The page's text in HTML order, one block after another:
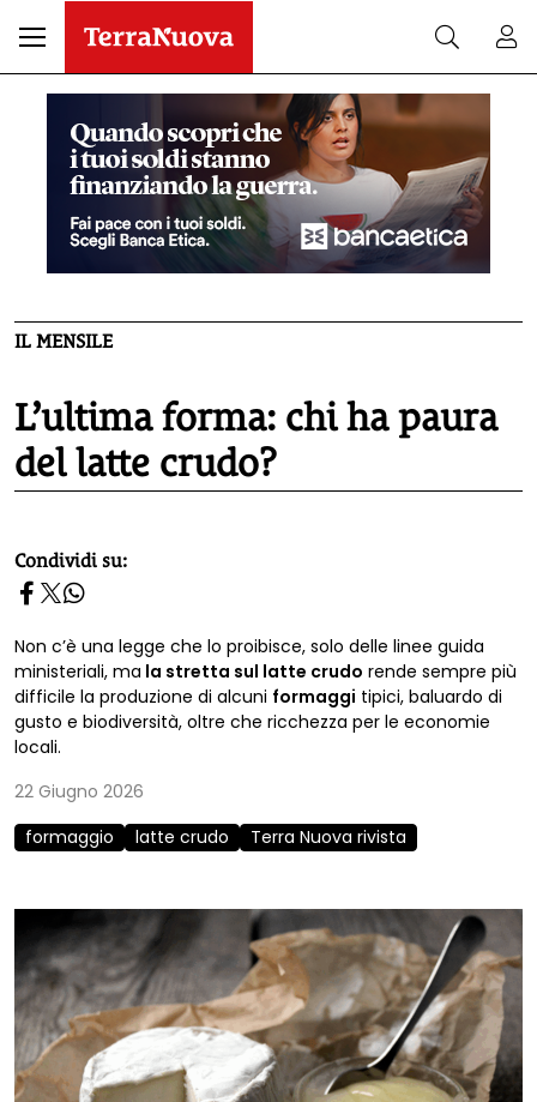
IL MENSILE
L’ultima forma: chi ha paura
del latte crudo?
homepage h2
Condividi su:
Non c’è una legge che lo proibisce, solo delle linee guida
ministeriali, ma la stretta sul latte crudo rende sempre più
difficile la produzione di alcuni formaggi tipici, baluardo di
gusto e biodiversità, oltre che ricchezza per le economie
locali.
22 Giugno 2026
formaggio
latte crudo Terra Nuova rivista